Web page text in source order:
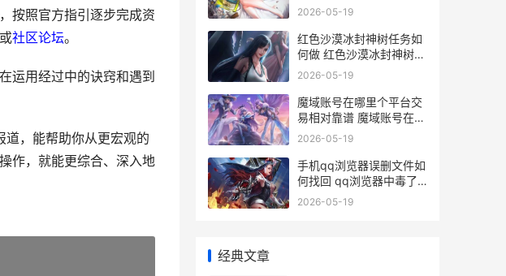
按照官方指引逐步完成资
社区论坛。
运用经过中的诀窍和遇到
，能帮助你从更宏观的
作，就能更综合、深入地
2026-05-19
红色沙漠冰封神树任务如
何做 红色沙漠冰封神树触
发条件
2026-05-19
魔域账号在哪里个平台交
易相对靠谱 魔域账号在哪
里买
2026-05-19
手机qq浏览器误删文件如
何找回 qq浏览器中毒了
怎么办
2026-05-19
经典文章